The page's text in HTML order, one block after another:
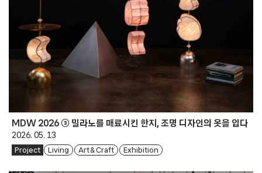
MDW 2026 ③ 밀라노를 매료시킨 한지, 조명 디자인의 옷을 입다
2026. 05. 13
Project Living Art & Craft Exhibition